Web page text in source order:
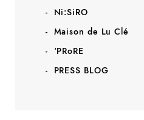
Ni:SiRO
Maison de Lu Clé
‘PRoRE
PRESS BLOG